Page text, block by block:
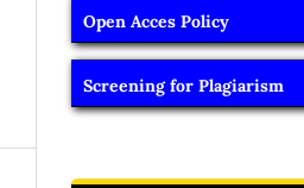
Open Acces Policy
Screening for Plagiarism